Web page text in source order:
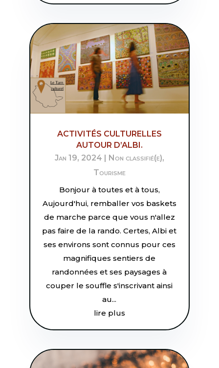
ACTIVITÉS CULTURELLES
AUTOUR D’ALBI.
Jan 19, 2024 | Non classifié(e),
Tourisme
Bonjour à toutes et à tous,
Aujourd'hui, remballer vos baskets
de marche parce que vous n'allez
pas faire de la rando. Certes, Albi et
ses environs sont connus pour ces
magnifiques sentiers de
randonnées et ses paysages à
couper le souffle s'inscrivant ainsi
au...
lire plus